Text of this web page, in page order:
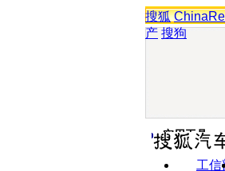
搜狐
产 搜狗
实用工具
工信